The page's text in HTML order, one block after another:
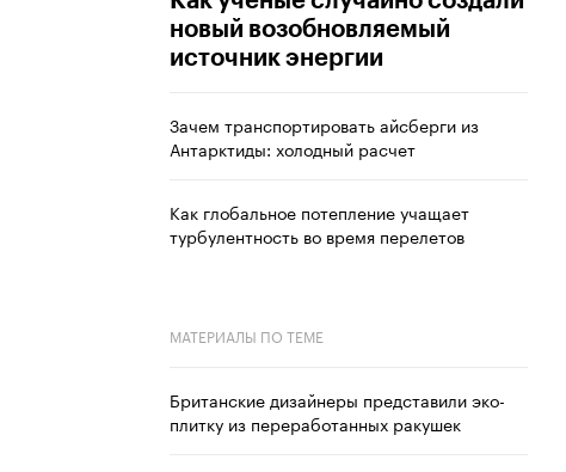
новый возобновляемый
источник энергии
Зачем транспортировать айсберги из
Антарктиды: холодный расчет
Как глобальное потепление учащает
турбулентность во время перелетов
МАТЕРИАЛЫ ПО ТЕМЕ
Британские дизайнеры представили эко-
плитку из переработанных ракушек